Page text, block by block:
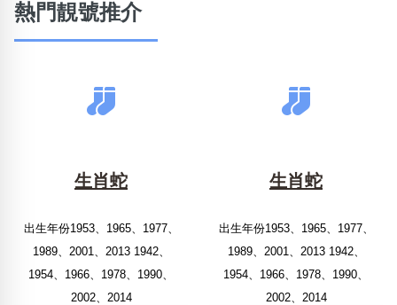
熱門靚號推介
生肖蛇
出生年份1953、1965、1977、
1989、2001、2013 1942、
1954、1966、1978、1990、
2002、2014
生肖蛇
出生年份1953、1965、1977、
1989、2001、2013 1942、
1954、1966、1978、1990、
2002、2014